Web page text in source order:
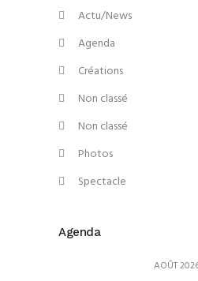
Actu/News
Agenda
Créations
Non classé
Non classé
Photos
Spectacle
Agenda
AOÛT